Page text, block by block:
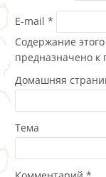
E-mail *
Содержание
предназначено к
Домашняя
Тема